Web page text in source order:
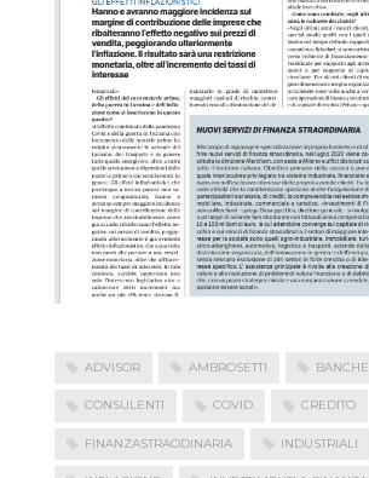
ADVISOR AMBROSETTI BANCHE
CONSULENTI COVID CREDITO
FINANZASTRAODINARIA INDUSTRIALI